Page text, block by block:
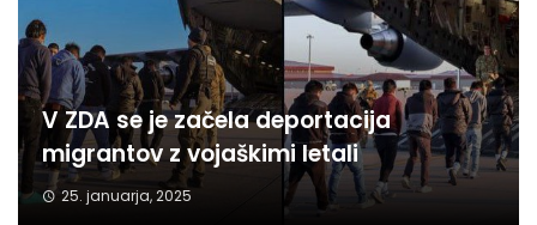
V ZDA se je začela deportacija
migrantov z vojaškimi letali
25. januarja, 2025